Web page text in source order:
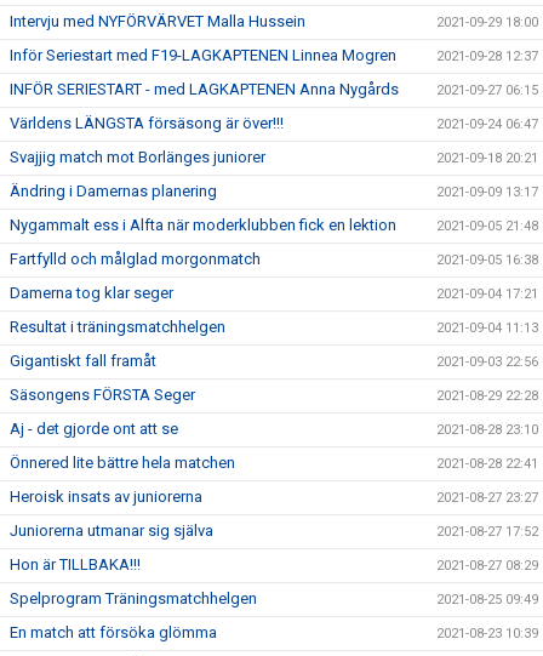
Intervju med NYFÖRVÄRVET Malla Hussein 2021-09-29 18:00
Inför Seriestart med F19-LAGKAPTENEN Linnea Mogren 2021-09-28 12:37
INFÖR SERIESTART - med LAGKAPTENEN Anna Nygårds 2021-09-27 06:15
Världens LÄNGSTA försäsong är över!!! 2021-09-24 06:47
Svajjig match mot Borlänges juniorer 2021-09-18 20:21
Ändring i Damernas planering 2021-09-09 13:17
Nygammalt ess i Alfta när moderklubben fick en lektion 2021-09-05 21:48
Fartfylld och målglad morgonmatch 2021-09-05 16:38
Damerna tog klar seger 2021-09-04 17:21
Resultat i träningsmatchhelgen 2021-09-04 11:13
Gigantiskt fall framåt 2021-09-03 22:56
Säsongens FÖRSTA Seger 2021-08-29 22:28
Aj - det gjorde ont att se 2021-08-28 23:10
Önnered lite bättre hela matchen 2021-08-28 22:41
Heroisk insats av juniorerna 2021-08-27 23:27
Juniorerna utmanar sig själva 2021-08-27 17:52
Hon är TILLBAKA!!! 2021-08-27 08:29
Spelprogram Träningsmatchhelgen 2021-08-25 09:49
En match att försöka glömma 2021-08-23 10:39